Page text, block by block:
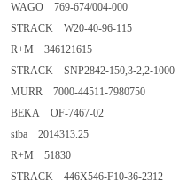
WAGO 769-674/004-000
STRACK W20-40-96-115
R+M 346121615
STRACK SNP2842-150,3-2,2-1000
MURR 7000-44511-7980750
BEKA OF-7467-02
siba 2014313.25
R+M 51830
STRACK 446X546-F10-36-2312